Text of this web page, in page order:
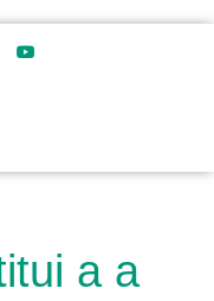
a a